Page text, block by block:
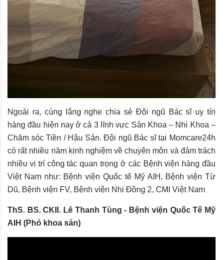
Ngoài ra, cùng lắng nghe chia sẻ Đội ngũ Bác sĩ uy tín
hàng đầu hiện nay ở cả 3 lĩnh vực Sản Khoa – Nhi Khoa –
Chăm sóc Tiền / Hậu Sản. Đội ngũ Bác sĩ tại Momcare24h
có rất nhiều năm kinh nghiệm về chuyên môn và đảm trách
nhiều vị trí công tác quan trọng ở các Bệnh viện hàng đầu
Việt Nam như: Bệnh viện Quốc tế Mỹ AIH, Bệnh viện Từ
Dũ, Bệnh viện FV, Bệnh viện Nhi Đồng 2, CMI Việt Nam
ThS. BS. CKII. Lê Thanh Tùng - Bệnh viện Quốc Tế Mỹ
AIH (Phó khoa sản)